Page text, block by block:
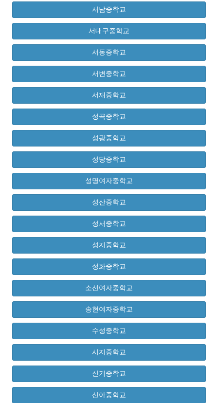
서남중학교
서대구중학교
서동중학교
서변중학교
서재중학교
성곡중학교
성광중학교
성당중학교
성명여자중학교
성산중학교
성서중학교
성지중학교
성화중학교
소선여자중학교
송현여자중학교
수성중학교
시지중학교
신기중학교
신아중학교